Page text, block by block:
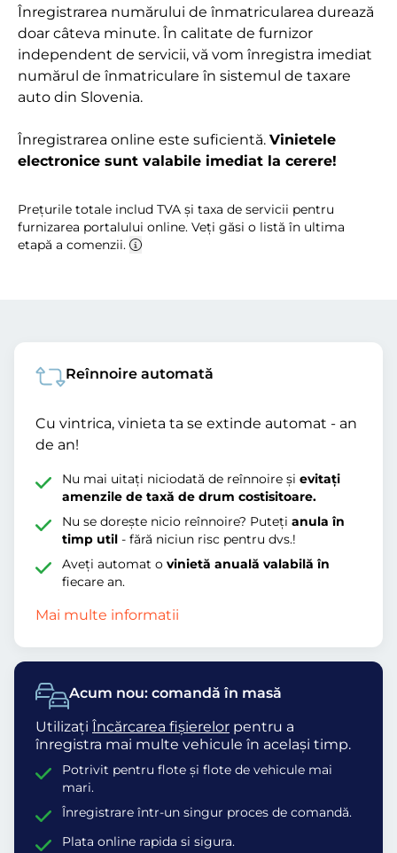
Înregistrarea numărului de înmatricularea durează
doar câteva minute. În calitate de furnizor
independent de servicii, vă vom înregistra imediat
numărul de înmatriculare în sistemul de taxare
auto din Slovenia.
Înregistrarea online este suficientă. Vinietele
electronice sunt valabile imediat la cerere!
Prețurile totale includ TVA și taxa de servicii pentru
furnizarea portalului online. Veți găsi o listă în ultima
etapă a comenzii.
Acum nou: comandă în masă
Utilizați Încărcarea fișierelor pentru a
înregistra mai multe vehicule în același timp.
Potrivit pentru flote și flote de vehicule mai
mari.
Înregistrare într-un singur proces de comandă.
Plata online rapida si sigura.
Reînnoire automată
Cu vintrica, vinieta ta se extinde automat - an
de an!
Nu mai uitați niciodată de reînnoire șievitați
amenzile de taxă de drum costisitoare.
Nu se dorește nicio reînnoire? Putețianula în
timp util - fără niciun risc pentru dvs.!
Aveți automat ovinietă anuală valabilă în
fiecare an.
Mai multe informatii